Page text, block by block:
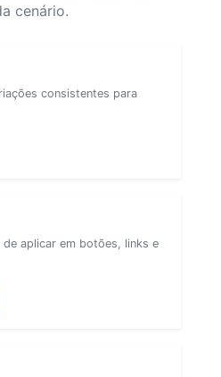
cenário.
consistentes para
aplicar em botões, links e